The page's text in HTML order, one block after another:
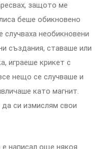
защото ме
беше обикновено
необикновени
създания, ставаше или
играеше крикет с
нещо се случваше и
като магнит.
си измислям свои
написал още някоя